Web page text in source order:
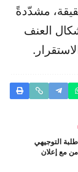
مشدّدةً
العنف
التوجيهي
مع إعلان